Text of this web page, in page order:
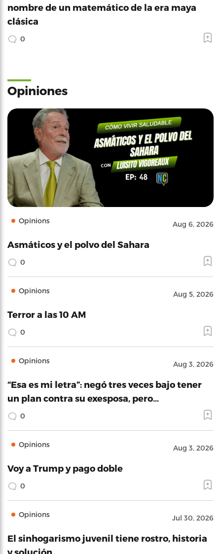
nombre de un matemático de la era maya
clásica
0
Opiniones
Opinions Aug 6, 2026
Asmáticos y el polvo del Sahara
0
Opinions Aug 5, 2026
Terror a las 10 AM
0
Opinions Aug 3, 2026
“Esa es mi letra”: negó tres veces bajo tener
un plan contra su exesposa, pero…
0
Opinions Aug 3, 2026
Voy a Trump y pago doble
0
Opinions Jul 30, 2026
El sinhogarismo juvenil tiene rostro, historia
y solución